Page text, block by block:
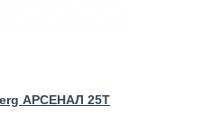
АРСЕНАЛ 25T